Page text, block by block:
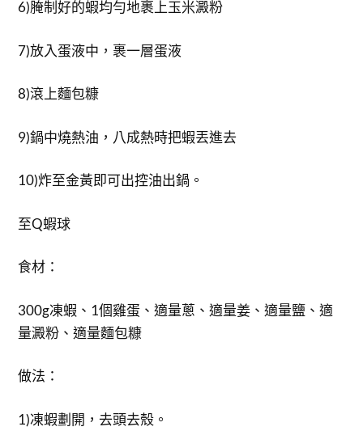
6)腌制好的蝦均勻地裹上玉米澱粉
7)放入蛋液中，裹一層蛋液
8)滾上麵包糠
9)鍋中燒熱油，八成熱時把蝦丟進去
10)炸至金黃即可出控油出鍋。
至Q蝦球
食材：
300g凍蝦、1個雞蛋、適量蔥、適量姜、適量鹽、適
量澱粉、適量麵包糠
做法：
1)凍蝦劃開，去頭去殼。